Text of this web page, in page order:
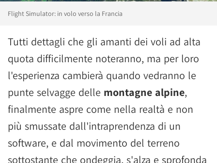
Flight Simulator: in volo verso la Francia
Tutti dettagli che gli amanti dei voli ad alta
quota difficilmente noteranno, ma per loro
l'esperienza cambierà quando vedranno le
punte selvagge delle montagne alpine,
finalmente aspre come nella realtà e non
più smussate dall'intraprendenza di un
software, e dal movimento del terreno
sottostante che ondeggia, s'alza e sprofonda